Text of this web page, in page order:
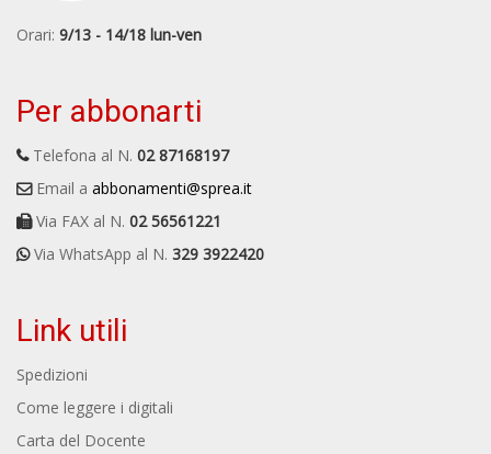
Orari: 9/13 - 14/18 lun-ven
Per abbonarti
Telefona al N. 02 87168197
Email a abbonamenti@sprea.it
Via FAX al N. 02 56561221
Via WhatsApp al N. 329 3922420
Link utili
Spedizioni
Come leggere i digitali
Carta del Docente